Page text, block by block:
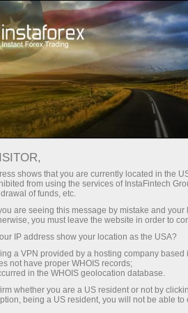
For Traders Forex Analytics
Forecast
04.08.2025
USD/JPY :
Simples pour les
(Session
Analyse du marché et
shows that you are currently located in the
from using the services of InstaFintech
of funds, etc.
are seeing this message by mistake and
you must leave the website in order to
IP address show your location as the USA?
a VPN provided by a hosting company based
not have proper WHOIS records;
in the WHOIS geolocation database.
whether you are a US resident or not by
being a US resident, you will not be able